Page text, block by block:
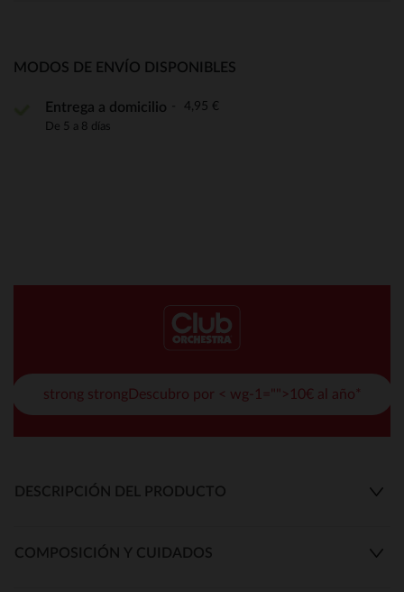
MODOS DE ENVÍO DISPONIBLES
Entrega a domicilio 4,95 €
De 5 a 8 días
strong strongDescubro por < wg-1="">10€ al año*
DESCRIPCIÓN DEL PRODUCTO
COMPOSICIÓN Y CUIDADOS